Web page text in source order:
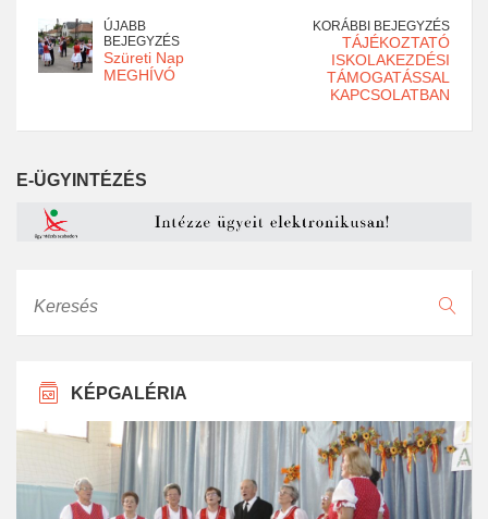
ÚJABB
BEJEGYZÉS
Szüreti Nap
MEGHÍVÓ
KORÁBBI BEJEGYZÉS
TÁJÉKOZTATÓ
ISKOLAKEZDÉSI
TÁMOGATÁSSAL
KAPCSOLATBAN
E-ÜGYINTÉZÉS
KÉPGALÉRIA